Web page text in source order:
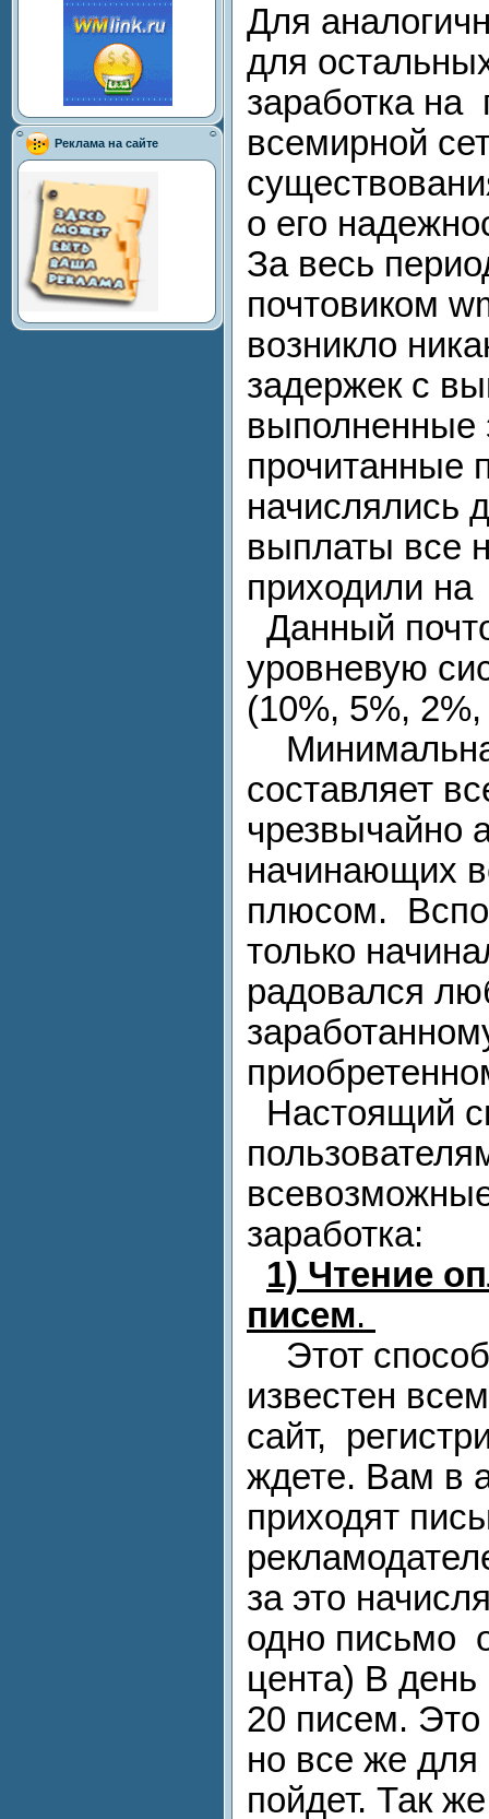
Реклама на сайте
Для
для
заработка на
всемирной
о его
За весь
почтовиком
возникло
задержек с
выполненные
прочитанные
начислялись
выплаты все
приходили
Данный
уровневую
(10%, 5%,
составляет
чрезвычайно
начинающих
плюсом.
только
радовался
Настоящий
заработка:
1) Чтение
писем.
Этот
известен
сайт,
ждете. Вам в
приходят
за это
одно письмо
цента) В день
20 писем.
но все же для
пойдет. Так